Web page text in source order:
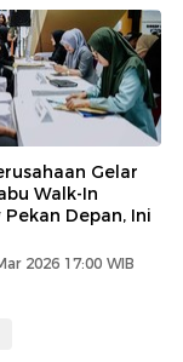
Gelar
Walk-In
Depan, Ini
2026 17:00 WIB